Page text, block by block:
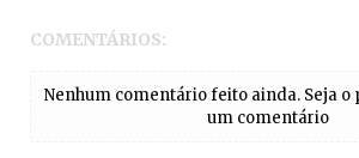
COMENTÁRIOS:
Nenhum comentário feito ainda. Seja
um comentário